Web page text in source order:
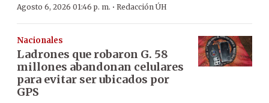
Agosto 6, 2026 01:46 p. m. · Redacción ÚH
Nacionales
Ladrones que robaron G. 58
millones abandonan celulares
para evitar ser ubicados por
GPS